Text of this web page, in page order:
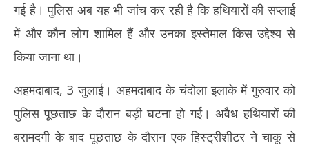
गई है। पुलिस अब यह भी जांच कर रही है कि हथियारों की सप्लाई
में और कौन लोग शामिल हैं और उनका इस्तेमाल किस उद्देश्य से
किया जाना था।
अहमदाबाद, 3 जुलाई। अहमदाबाद के चंदोला इलाके में गुरुवार को
पुलिस पूछताछ के दौरान बड़ी घटना हो गई। अवैध हथियारों की
बरामदगी के बाद पूछताछ के दौरान एक हिस्ट्रीशीटर ने चाकू से